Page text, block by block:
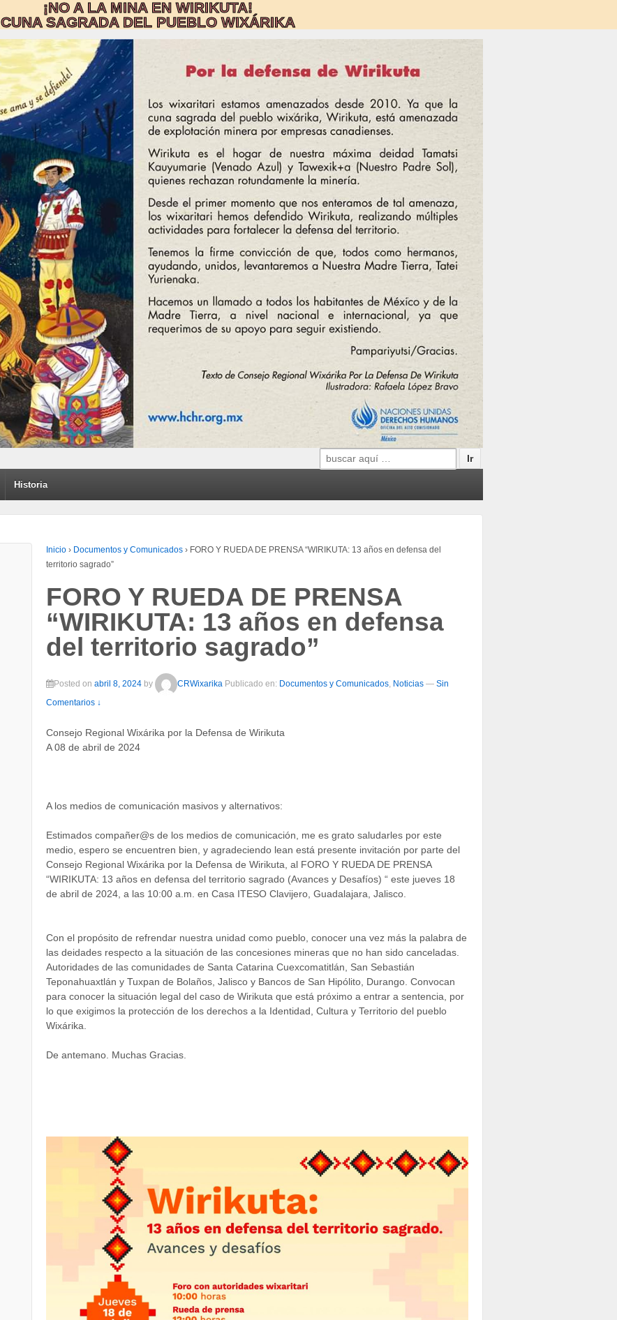
¡NO A LA MINA EN WIRIKUTA!
CUNA SAGRADA DEL PUEBLO WIXÁRIKA
Search
for:
Historia
Inicio › Documentos y Comunicados › FORO Y RUEDA DE PRENSA “WIRIKUTA: 13 años en defensa del
territorio sagrado”
FORO Y RUEDA DE PRENSA
“WIRIKUTA: 13 años en defensa
del territorio sagrado”
Posted on abril 8, 2024by CRWixarika Publicado en: Documentos y Comunicados, Noticias — Sin
Comentarios ↓
Consejo Regional Wixárika por la Defensa de Wirikuta
A 08 de abril de 2024
A los medios de comunicación masivos y alternativos:
Estimados compañer@s de los medios de comunicación, me es grato saludarles por este
medio, espero se encuentren bien, y agradeciendo lean está presente invitación por parte del
Consejo Regional Wixárika por la Defensa de Wirikuta, al FORO Y RUEDA DE PRENSA
“WIRIKUTA: 13 años en defensa del territorio sagrado (Avances y Desafíos) “ este jueves 18
de abril de 2024, a las 10:00 a.m. en Casa ITESO Clavijero, Guadalajara, Jalisco.
Con el propósito de refrendar nuestra unidad como pueblo, conocer una vez más la palabra de
las deidades respecto a la situación de las concesiones mineras que no han sido canceladas.
Autoridades de las comunidades de Santa Catarina Cuexcomatitlán, San Sebastián
Teponahuaxtlán y Tuxpan de Bolaños, Jalisco y Bancos de San Hipólito, Durango. Convocan
para conocer la situación legal del caso de Wirikuta que está próximo a entrar a sentencia, por
lo que exigimos la protección de los derechos a la Identidad, Cultura y Territorio del pueblo
Wixárika.
De antemano. Muchas Gracias.